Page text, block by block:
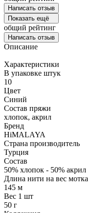
Написать отзыв
Показать ещё
общий рейтинг
Написать отзыв
Описание
Характеристики
В упаковке штук
10
Цвет
Синий
Состав пряжи
хлопок, акрил
Бренд
HiMALAYA
Страна производитель
Турция
Состав
50% хлопок - 50% акрил
Длина нити на вес мотка
145 м
Вес 1 шт
50 г